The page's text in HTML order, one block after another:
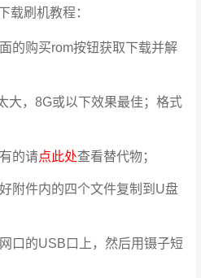
载刷机教程：
的购买rom按钮获取下载并解
大，8G或以下效果最佳；格式
的请点此处查看替代物；
附件内的四个文件复制到U盘
口的USB口上，然后用镊子短